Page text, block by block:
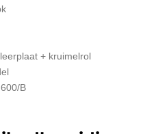
+ kruimelrol
B